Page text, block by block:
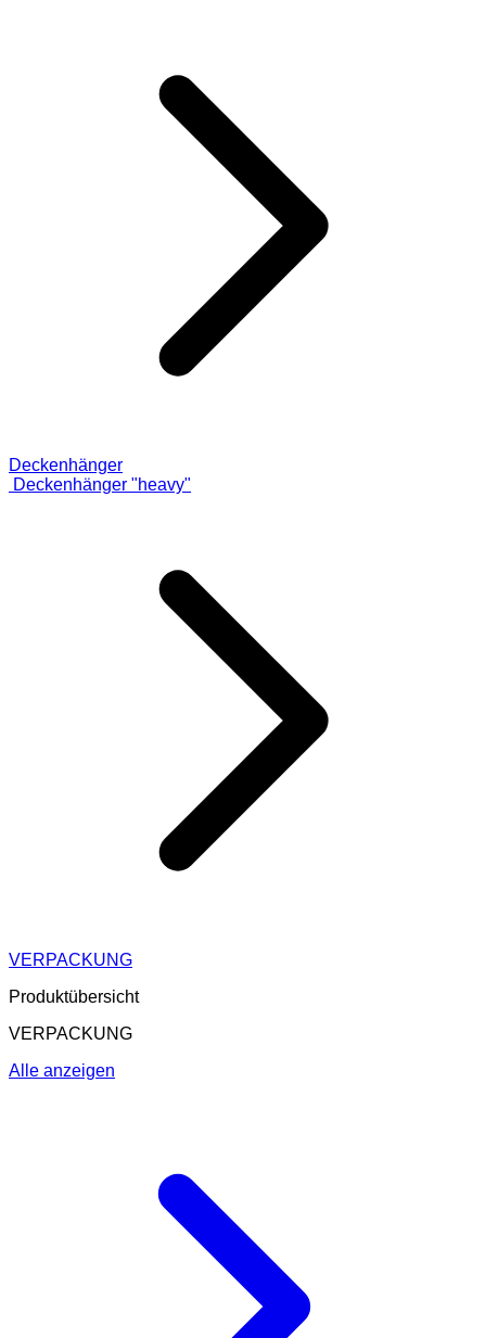
Deckenhänger
Deckenhänger "heavy"
VERPACKUNG
Produktübersicht
VERPACKUNG
Alle anzeigen